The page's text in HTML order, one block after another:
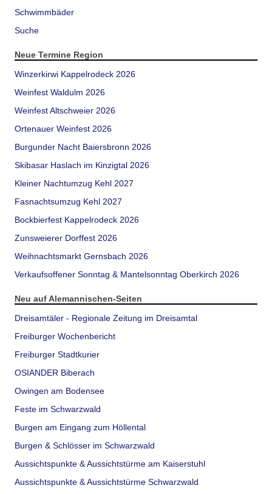
Schwimmbäder
Suche
Neue Termine Region
Winzerkirwi Kappelrodeck 2026
Weinfest Waldulm 2026
Weinfest Altschweier 2026
Ortenauer Weinfest 2026
Burgunder Nacht Baiersbronn 2026
Skibasar Haslach im Kinzigtal 2026
Kleiner Nachtumzug Kehl 2027
Fasnachtsumzug Kehl 2027
Bockbierfest Kappelrodeck 2026
Zunsweierer Dorffest 2026
Weihnachtsmarkt Gernsbach 2026
Verkaufsoffener Sonntag & Mantelsonntag Oberkirch 2026
Neu auf Alemannischen-Seiten
Dreisamtäler - Regionale Zeitung im Dreisamtal
Freiburger Wochenbericht
Freiburger Stadtkurier
OSIANDER Biberach
Owingen am Bodensee
Feste im Schwarzwald
Burgen am Eingang zum Höllental
Burgen & Schlösser im Schwarzwald
Aussichtspunkte & Aussichtstürme am Kaiserstuhl
Aussichtspunkte & Aussichtstürme Schwarzwald